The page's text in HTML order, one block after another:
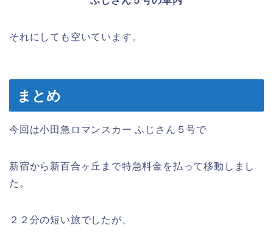
それにしても空いています。
まとめ
今回は小田急ロマンスカー ふじさん５号で
新宿から新百合ヶ丘まで特急料金を払って移動しまし
た。
２２分の短い旅でしたが、